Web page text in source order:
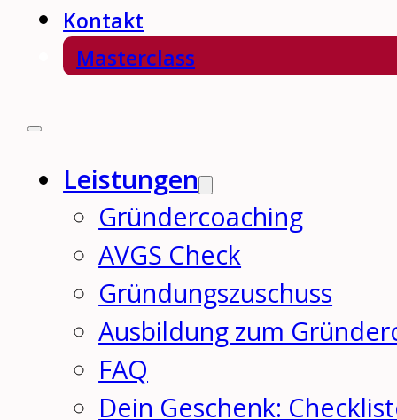
Kontakt
Masterclass
Leistungen
Gründercoaching
AVGS Check
Gründungszuschuss
Ausbildung zum
FAQ
Dein Geschenk: